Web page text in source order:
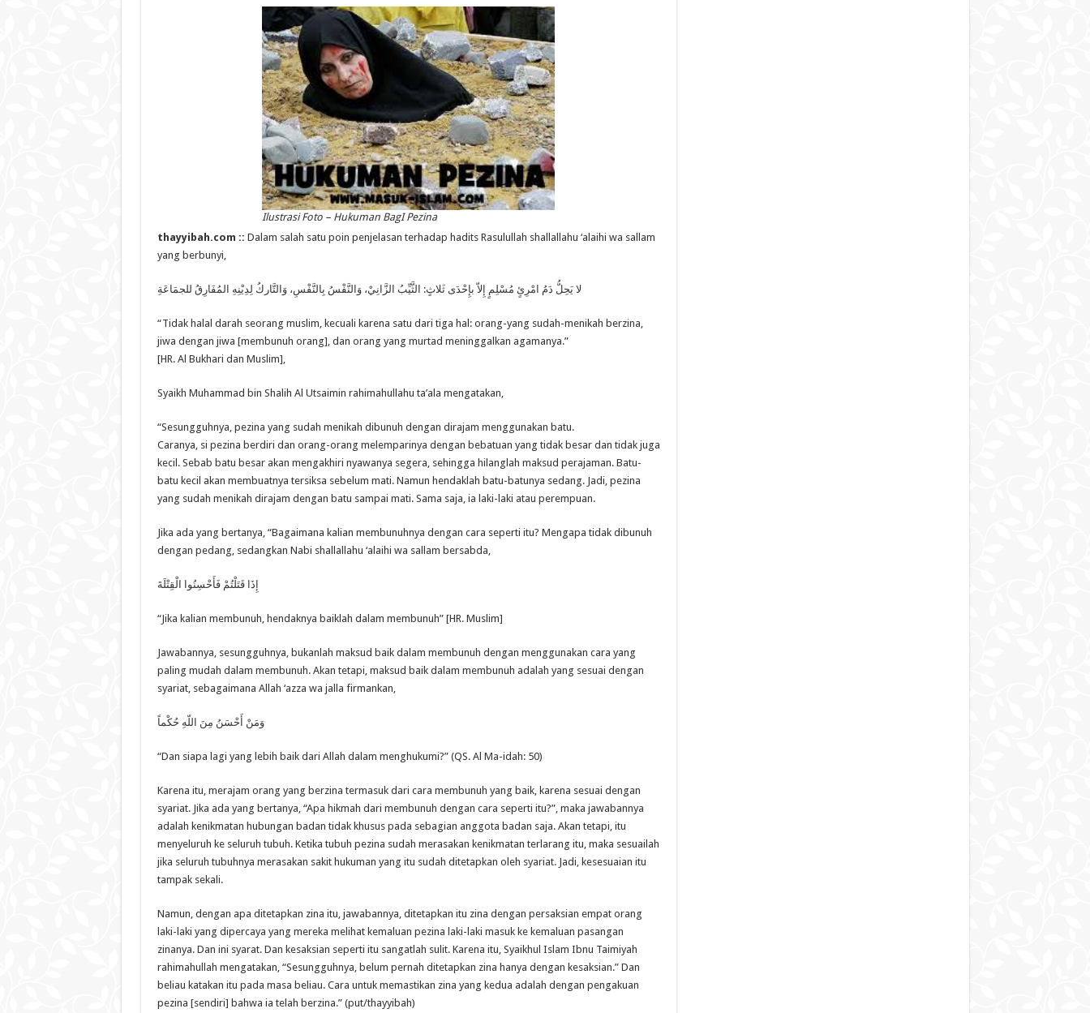
Ilustrasi Foto – Hukuman BagI Pezina
thayyibah.com :: Dalam salah satu poin penjelasan terhadap hadits Rasulullah shallallahu ‘alaihi wa sallam
yang berbunyi,
ﻻ ﻳَﺤِﻞُّ ﺩَﻡُ ﺍﻣْﺮِﺉٍ ﻣُﺴْﻠِﻢٍ ﺇِﻻّ ﺑﺈِﺣْﺪَﻯ ﺛَﻼﺙٍ: ﺍﻟﺜَّﻴِّﺐُ ﺍﻟﺰَّﺍﻧِﻲْ، ﻭَﺍﻟﻨَّﻔْﺲُ ﺑِﺎﻟﻨَّﻔْﺲِ، ﻭَﺍﻟﺘَّﺎﺭﻙُ ﻟِﺪِﻳْﻨِﻪِ ﺍﻟﻤُﻔَﺎﺭِﻕُ ﻟﻠﺠﻤَﺎﻋَﺔِ
“Tidak halal darah seorang muslim, kecuali karena satu dari tiga hal: orang-yang sudah-menikah berzina,
jiwa dengan jiwa [membunuh orang], dan orang yang murtad meninggalkan agamanya.”
[HR. Al Bukhari dan Muslim],
Syaikh Muhammad bin Shalih Al Utsaimin rahimahullahu ta’ala mengatakan,
“Sesungguhnya, pezina yang sudah menikah dibunuh dengan dirajam menggunakan batu.
Caranya, si pezina berdiri dan orang-orang melemparinya dengan bebatuan yang tidak besar dan tidak juga
kecil. Sebab batu besar akan mengakhiri nyawanya segera, sehingga hilanglah maksud perajaman. Batu-
batu kecil akan membuatnya tersiksa sebelum mati. Namun hendaklah batu-batunya sedang. Jadi, pezina
yang sudah menikah dirajam dengan batu sampai mati. Sama saja, ia laki-laki atau perempuan.
Jika ada yang bertanya, “Bagaimana kalian membunuhnya dengan cara seperti itu? Mengapa tidak dibunuh
dengan pedang, sedangkan Nabi shallallahu ‘alaihi wa sallam bersabda,
ﺇِﺫَﺍ ﻗَﺘَﻠْﺘُﻢْ ﻓَﺄَﺣْﺴِﻨُﻮﺍ ﺍﻟْﻘِﺘْﻠَﺔَ
“Jika kalian membunuh, hendaknya baiklah dalam membunuh” [HR. Muslim]
Jawabannya, sesungguhnya, bukanlah maksud baik dalam membunuh dengan menggunakan cara yang
paling mudah dalam membunuh. Akan tetapi, maksud baik dalam membunuh adalah yang sesuai dengan
syariat, sebagaimana Allah ‘azza wa jalla firmankan,
ﻭَﻣَﻦْ ﺃَﺣْﺴَﻦُ ﻣِﻦَ ﺍﻟﻠّﻪِ ﺣُﻜْﻤﺎً
“Dan siapa lagi yang lebih baik dari Allah dalam menghukumi?” (QS. Al Ma-idah: 50)
Karena itu, merajam orang yang berzina termasuk dari cara membunuh yang baik, karena sesuai dengan
syariat. Jika ada yang bertanya, “Apa hikmah dari membunuh dengan cara seperti itu?”, maka jawabannya
adalah kenikmatan hubungan badan tidak khusus pada sebagian anggota badan saja. Akan tetapi, itu
menyeluruh ke seluruh tubuh. Ketika tubuh pezina sudah merasakan kenikmatan terlarang itu, maka sesuailah
jika seluruh tubuhnya merasakan sakit hukuman yang itu sudah ditetapkan oleh syariat. Jadi, kesesuaian itu
tampak sekali.
Namun, dengan apa ditetapkan zina itu, jawabannya, ditetapkan itu zina dengan persaksian empat orang
laki-laki yang dipercaya yang mereka melihat kemaluan pezina laki-laki masuk ke kemaluan pasangan
zinanya. Dan ini syarat. Dan kesaksian seperti itu sangatlah sulit. Karena itu, Syaikhul Islam Ibnu Taimiyah
rahimahullah mengatakan, “Sesungguhnya, belum pernah ditetapkan zina hanya dengan kesaksian.” Dan
beliau katakan itu pada masa beliau. Cara untuk memastikan zina yang kedua adalah dengan pengakuan
pezina [sendiri] bahwa ia telah berzina.” (put/thayyibah)